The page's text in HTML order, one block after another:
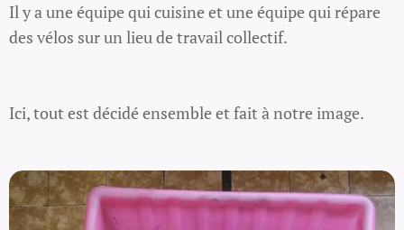
Il y a une équipe qui cuisine et une équipe qui répare
des vélos sur un lieu de travail collectif.
Ici, tout est décidé ensemble et fait à notre image.